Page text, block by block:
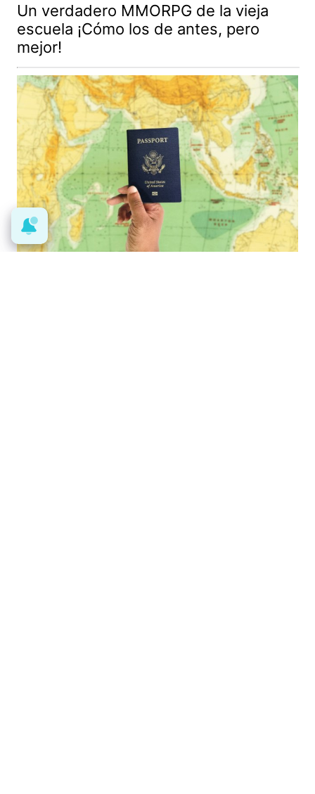
Un verdadero MMORPG de la vieja
escuela ¡Cómo los de antes, pero
mejor!